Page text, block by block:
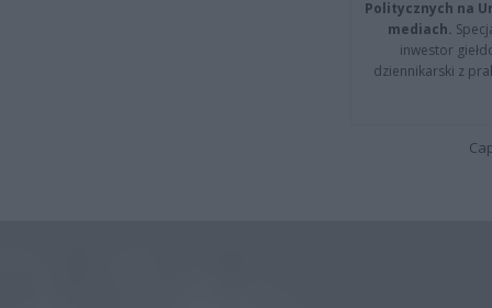
Politycznych na
mediach.
inwestor
dziennikarski z